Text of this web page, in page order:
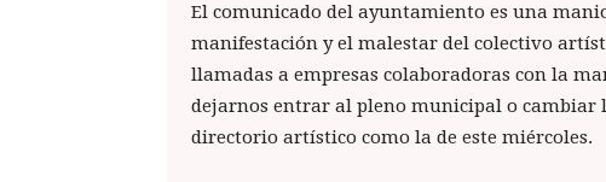
El comunicado del ayuntamiento es una
manifestación y el malestar del colectivo
llamadas a empresas colaboradoras con la
dejarnos entrar al pleno municipal o cambiar
directorio artístico como la de este miércoles.